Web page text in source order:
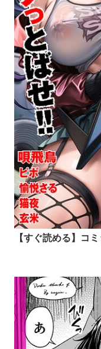
【すぐ読める】コ